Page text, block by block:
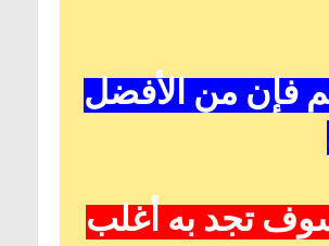
فإن من الأفضل
تجد به أغلب